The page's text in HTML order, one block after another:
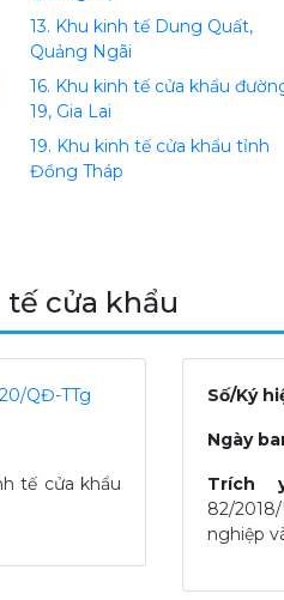
13. Khu kinh tế Dung Quất,
Quảng Ngãi
16. Khu kinh tế cửa khẩu
19, Gia Lai
19. Khu kinh tế cửa khẩu tỉnh
Đồng Tháp
cửa khẩu
QĐ-TTg
tế cửa khẩu
Số/Ký
Ngày
Trích
82/
nghiệp